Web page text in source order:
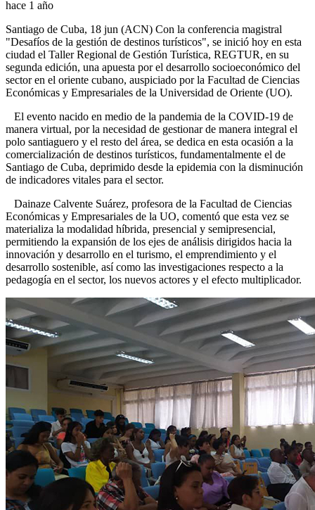
hace 1 año
Santiago de Cuba, 18 jun (ACN) Con la conferencia magistral
"Desafíos de la gestión de destinos turísticos", se inició hoy en esta
ciudad el Taller Regional de Gestión Turística, REGTUR, en su
segunda edición, una apuesta por el desarrollo socioeconómico del
sector en el oriente cubano, auspiciado por la Facultad de Ciencias
Económicas y Empresariales de la Universidad de Oriente (UO).
El evento nacido en medio de la pandemia de la COVID-19 de
manera virtual, por la necesidad de gestionar de manera integral el
polo santiaguero y el resto del área, se dedica en esta ocasión a la
comercialización de destinos turísticos, fundamentalmente el de
Santiago de Cuba, deprimido desde la epidemia con la disminución
de indicadores vitales para el sector.
Dainaze Calvente Suárez, profesora de la Facultad de Ciencias
Económicas y Empresariales de la UO, comentó que esta vez se
materializa la modalidad híbrida, presencial y semipresencial,
permitiendo la expansión de los ejes de análisis dirigidos hacia la
innovación y desarrollo en el turismo, el emprendimiento y el
desarrollo sostenible, así como las investigaciones respecto a la
pedagogía en el sector, los nuevos actores y el efecto multiplicador.